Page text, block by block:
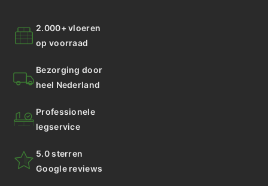
2.000+ vloeren
op voorraad
Bezorging door
heel Nederland
Professionele
legservice
5.0 sterren
Google reviews